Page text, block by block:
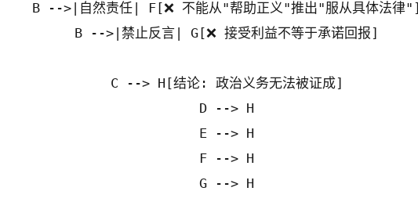
    B -->|自然责任| F[❌ 不能从"帮助正义"推出"服从具体法律"]
    B -->|禁止反言| G[❌ 接受利益不等于承诺回报]
    C --> H[结论: 政治义务无法被证成]
    D --> H
    E --> H
    F --> H
    G --> H